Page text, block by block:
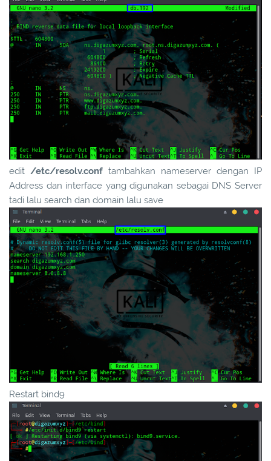
edit /etc/resolv.conf tambahkan nameserver dengan IP
Address dan interface yang digunakan sebagai DNS Server
tadi lalu search dan domain lalu save
Restart bind9